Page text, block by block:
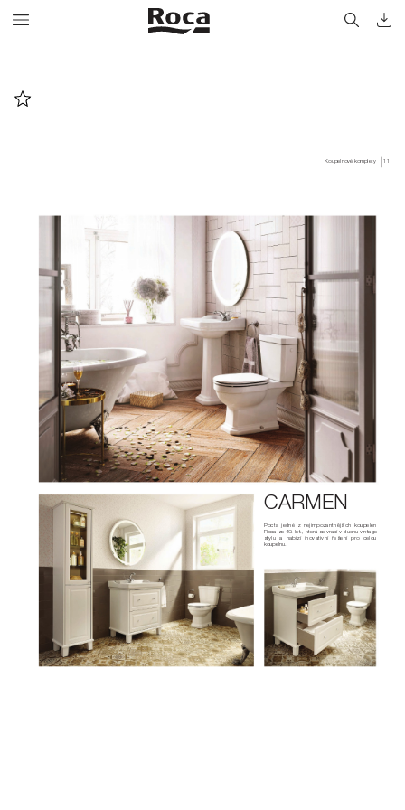
CARMEN
Pocta jedné z nejimpozantnějších koupelen
Roca ze 40. let., která se vrací v duchu vintage
stylu a nabízí inovativní řešení pro celou
koupelnu.
11
Koupelnové komplety